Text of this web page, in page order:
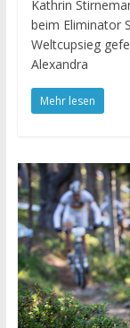
Kathrin
beim Eliminator
Weltcupsieg
Alexandra
Mehr lesen